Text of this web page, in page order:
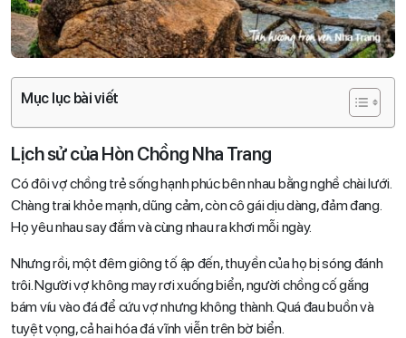
Mục lục bài viết
Lịch sử của Hòn Chồng Nha Trang
Có đôi vợ chồng trẻ sống hạnh phúc bên nhau bằng nghề chài lưới.
Chàng trai khỏe mạnh, dũng cảm, còn cô gái dịu dàng, đảm đang.
Họ yêu nhau say đắm và cùng nhau ra khơi mỗi ngày.
Nhưng rồi, một đêm giông tố ập đến, thuyền của họ bị sóng đánh
trôi. Người vợ không may rơi xuống biển, người chồng cố gắng
bám víu vào đá để cứu vợ nhưng không thành. Quá đau buồn và
tuyệt vọng, cả hai hóa đá vĩnh viễn trên bờ biển.